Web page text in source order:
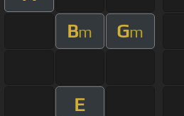
Bm Gm
E